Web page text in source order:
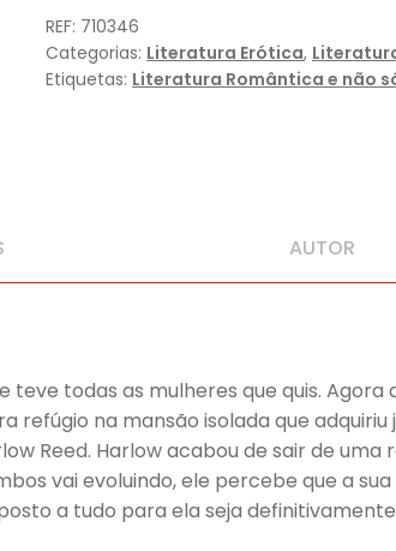
REF: 710346
Categorias: Literatura Erótica,
Etiquetas: Literatura Romântica e não
AUTOR
todas as mulheres que quis.
na mansão isolada que
Reed. Harlow acabou de sair de
vai evoluindo, ele percebe que a
a tudo para ela seja